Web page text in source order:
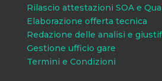
Rilascio attestazioni SOA e
Elaborazione offerta tecnica
Redazione delle analisi e
Gestione ufficio gare
Termini e Condizioni